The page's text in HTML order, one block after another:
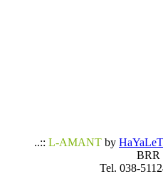
..:: L-AMANT by HaYaLeT
BRR
Tel. 038-